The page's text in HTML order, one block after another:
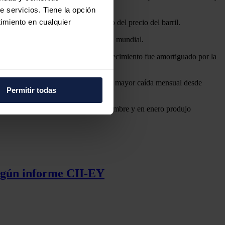
servicios. Tiene la opción
en cualquier
les haya proporcionado o
Permitir todas
visto alentadas por el incremento del precio del barril.
esperada de la demanda mundial.
hizo notar que parte de ese encarecimiento fue amortiguado por la
experimentaron en diciembre la mayor caída mensual desde
en Venezuela, que en diciembre y en enero produjo
informe CII-EY